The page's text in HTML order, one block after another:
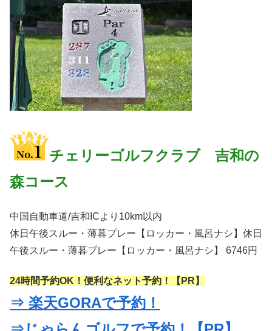
チェリーゴルフクラブ 吉和の
森コース
中国自動車道/吉和ICより10km以内
休日午後スルー・薄暮プレー【ロッカー・風呂ナシ】休日
午後スルー・薄暮プレー【ロッカー・風呂ナシ】 6746円
24時間予約OK！便利なネット予約！【PR】
⇒ 楽天GORAで予約！